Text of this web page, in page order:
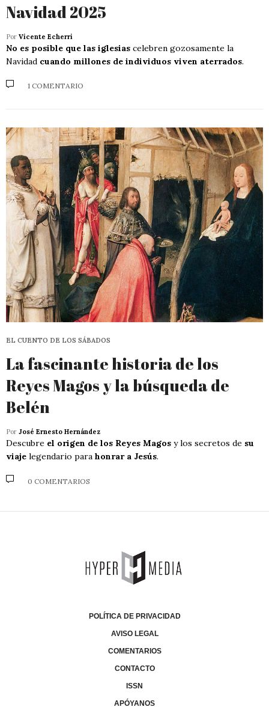
Navidad 2025
Por Vicente Echerri
No es posible que las iglesias celebren gozosamente la
Navidad cuando millones de individuos viven aterrados.
1 COMENTARIO
EL CUENTO DE LOS SÁBADOS
La fascinante historia de los
Reyes Magos y la búsqueda de
Belén
Por José Ernesto Hernández
Descubre el origen de los Reyes Magos y los secretos de su
viaje legendario para honrar a Jesús.
0 COMENTARIOS
POLÍTICA DE PRIVACIDAD
AVISO LEGAL
COMENTARIOS
CONTACTO
ISSN
APÓYANOS